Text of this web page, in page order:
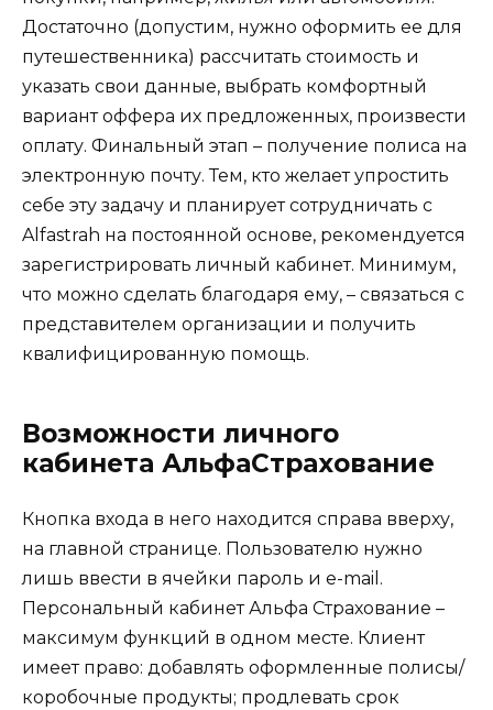
Достаточно (допустим, нужно оформить ее для
путешественника) рассчитать стоимость и
указать свои данные, выбрать комфортный
вариант оффера их предложенных, произвести
оплату. Финальный этап – получение полиса на
электронную почту. Тем, кто желает упростить
себе эту задачу и планирует сотрудничать с
Alfastrah на постоянной основе, рекомендуется
зарегистрировать личный кабинет. Минимум,
что можно сделать благодаря ему, – связаться с
представителем организации и получить
квалифицированную помощь.
Возможности личного
кабинета АльфаСтрахование
Кнопка входа в него находится справа вверху,
на главной странице. Пользователю нужно
лишь ввести в ячейки пароль и e-mail.
Персональный кабинет Альфа Страхование –
максимум функций в одном месте. Клиент
имеет право: добавлять оформленные полисы/
коробочные продукты; продлевать срок